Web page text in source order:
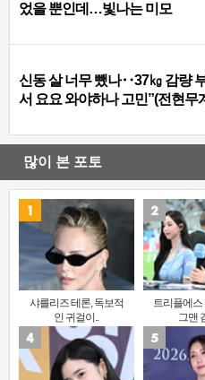
었을 뿐인데…빛나는 미모
신동 살 너무 뺐나‥37㎏ 감량
서 요요 와야하나 고민”(전현무
많이 본 포토
샤를리즈 테론, 독보적
인 귀걸이..
트리플에스
그맨